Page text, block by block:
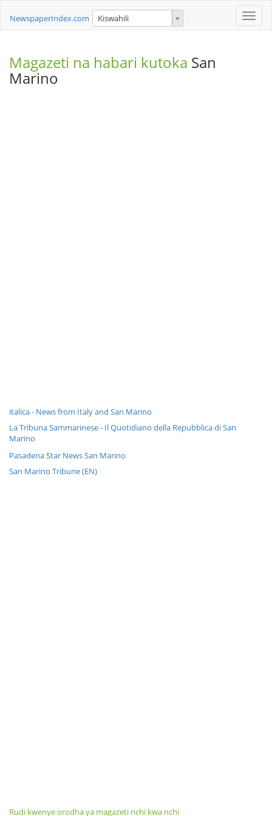
Toggle
NewspaperIndex.com Kiswahili
Magazeti na habari kutoka San
Marino
italica - News from Italy and San Marino
La Tribuna Sammarinese - Il Quotidiano della Repubblica di San
Marino
Pasadena Star News San Marino
San Marino Tribune (EN)
Rudi kwenye orodha ya magazeti nchi kwa nchi